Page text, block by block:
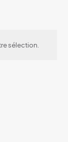
sélection.